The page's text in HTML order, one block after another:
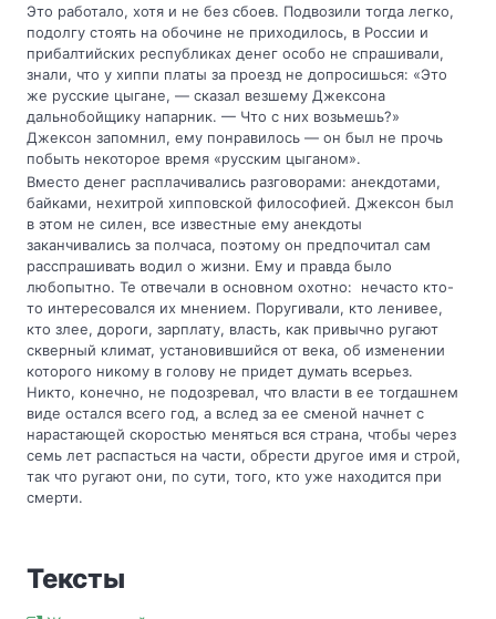
Это работало, хотя и не без сбоев. Подвозили тогда легко,
подолгу стоять на обочине не приходилось, в России и
прибалтийских республиках денег особо не спрашивали,
знали, что у хиппи платы за проезд не допросишься: «Это
же русские цыгане, — сказал везшему Джексона
дальнобойщику напарник. — Что с них возьмешь?»
Джексон запомнил, ему понравилось — он был не прочь
побыть некоторое время «русским цыганом».
Вместо денег расплачивались разговорами: анекдотами,
байками, нехитрой хипповской философией. Джексон был
в этом не силен, все известные ему анекдоты
заканчивались за полчаса, поэтому он предпочитал сам
расспрашивать водил о жизни. Ему и правда было
любопытно. Те отвечали в основном охотно: нечасто кто-
то интересовался их мнением. Поругивали, кто ленивее,
кто злее, дороги, зарплату, власть, как привычно ругают
скверный климат, установившийся от века, об изменении
которого никому в голову не придет думать всерьез.
Никто, конечно, не подозревал, что власти в ее тогдашнем
виде остался всего год, а вслед за ее сменой начнет с
нарастающей скоростью меняться вся страна, чтобы через
семь лет распасться на части, обрести другое имя и строй,
так что ругают они, по сути, того, кто уже находится при
смерти.
Тексты